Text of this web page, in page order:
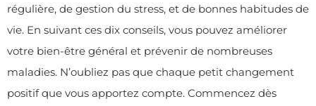
régulière, de gestion du stress, et de bonnes habitudes de
vie. En suivant ces dix conseils, vous pouvez améliorer
votre bien-être général et prévenir de nombreuses
maladies. N’oubliez pas que chaque petit changement
positif que vous apportez compte. Commencez dès